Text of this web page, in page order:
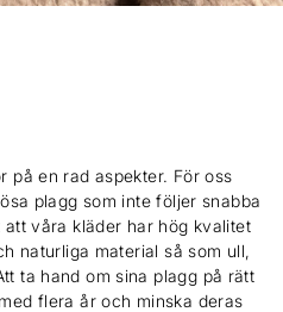
på en rad aspekter. För oss
plagg som inte följer snabba
våra kläder har hög kvalitet
naturliga material så som ull,
ta hand om sina plagg på rätt
flera år och minska deras